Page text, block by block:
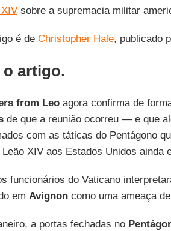
sobre a supremacia militar
é de Christopher Hale, publicado
o artigo.
from Leoagora confirma de
de que a reunião ocorreu — e que
com as táticas do Pentágono
Leão XIV aos Estados Unidos ainda
funcionários do Vaticano
em Avignoncomo uma ameaça
a portas fechadas no